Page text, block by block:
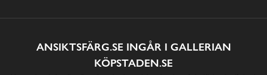
ANSIKTSFÄRG.SE INGÅR I GALLERIAN
KÖPSTADEN.SE